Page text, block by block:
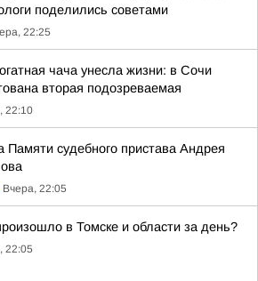
поделились советами
22:25
чача унесла жизни: в Сочи
вторая подозреваемая
22:10
Памяти судебного пристава Андрея
Вчера, 22:05
в Томске и области за день?
22:05